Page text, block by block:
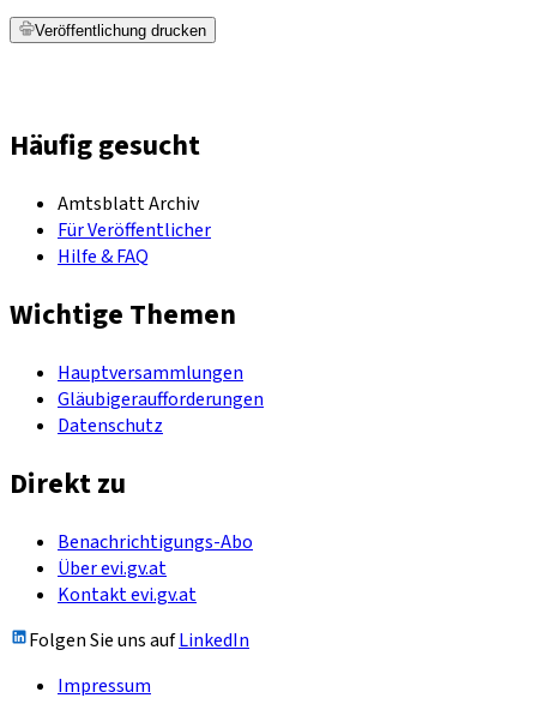
Veröffentlichung drucken
Häufig gesucht
Amtsblatt Archiv
Für Veröffentlicher
Hilfe & FAQ
Wichtige Themen
Hauptversammlungen
Gläubigeraufforderungen
Datenschutz
Direkt zu
Benachrichtigungs-Abo
Über evi.gv.at
Kontakt evi.gv.at
Folgen Sie uns aufLinkedIn
Impressum